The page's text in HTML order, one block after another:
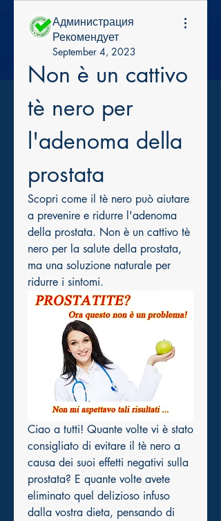
Администрация
Рекомендует
September 4, 2023
Non è un cattivo
tè nero per
l'adenoma della
prostata
Scopri come il tè nero può aiutare
a prevenire e ridurre l'adenoma
della prostata. Non è un cattivo tè
nero per la salute della prostata,
ma una soluzione naturale per
ridurre i sintomi.
Ciao a tutti! Quante volte vi è stato
consigliato di evitare il tè nero a
causa dei suoi effetti negativi sulla
prostata? E quante volte avete
eliminato quel delizioso infuso
dalla vostra dieta, pensando di